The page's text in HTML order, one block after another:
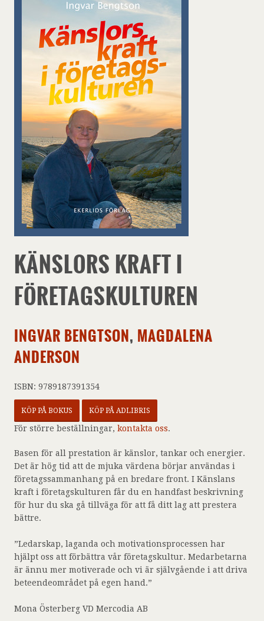
KÄNSLORS KRAFT I
FÖRETAGSKULTUREN
INGVAR BENGTSON, MAGDALENA
ANDERSON
ISBN: 9789187391354
KÖP PÅ BOKUS KÖP PÅ ADLIBRIS
För större beställningar, kontakta oss.
Basen för all prestation är känslor, tankar och energier.
Det är hög tid att de mjuka värdena börjar användas i
företagssammanhang på en bredare front. I Känslans
kraft i företagskulturen får du en handfast beskrivning
för hur du ska gå tillväga för att få ditt lag att prestera
bättre.
”Ledarskap, laganda och motivationsprocessen har
hjälpt oss att förbättra vår företagskultur. Medarbetarna
är ännu mer motiverade och vi är självgående i att driva
beteendeområdet på egen hand.”
Mona Österberg VD Mercodia AB